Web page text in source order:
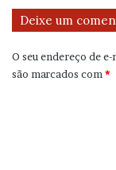
Deixe um
O seu endereço de
são marcados com*